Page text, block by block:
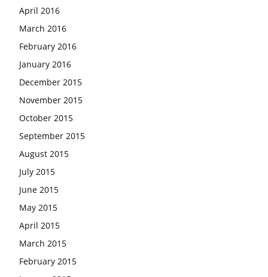
April 2016
March 2016
February 2016
January 2016
December 2015
November 2015
October 2015
September 2015
August 2015
July 2015
June 2015
May 2015
April 2015
March 2015
February 2015